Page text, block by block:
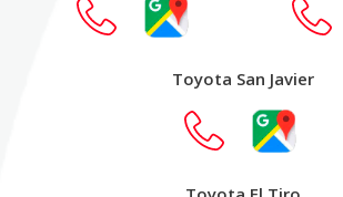
Toyota San Javier